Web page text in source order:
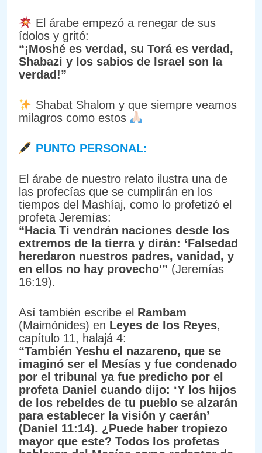
El árabe empezó a renegar de sus
ídolos y gritó:
“¡Moshé es verdad, su Torá es verdad,
Shabazi y los sabios de Israel son la
verdad!”
Shabat Shalom y que siempre veamos
milagros como estos
PUNTO PERSONAL:
El árabe de nuestro relato ilustra una de
las profecías que se cumplirán en los
tiempos del Mashíaj, como lo profetizó el
profeta Jeremías:
“Hacia Ti vendrán naciones desde los
extremos de la tierra y dirán: ‘Falsedad
heredaron nuestros padres, vanidad, y
en ellos no hay provecho'” (Jeremías
16:19).
Así también escribe el Rambam
(Maimónides) en Leyes de los Reyes,
capítulo 11, halajá 4:
“También Yeshu el nazareno, que se
imaginó ser el Mesías y fue condenado
por el tribunal ya fue predicho por el
profeta Daniel cuando dijo: ‘Y los hijos
de los rebeldes de tu pueblo se alzarán
para establecer la visión y caerán’
(Daniel 11:14). ¿Puede haber tropiezo
mayor que este? Todos los profetas